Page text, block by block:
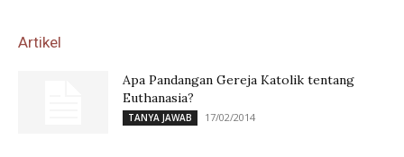
Artikel
Apa Pandangan Gereja Katolik tentang
Euthanasia?
TANYA JAWAB 17/02/2014